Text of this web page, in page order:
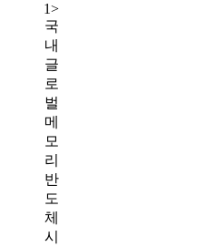
1>
국
내
글
로
벌
메
모
리
반
도
체
시